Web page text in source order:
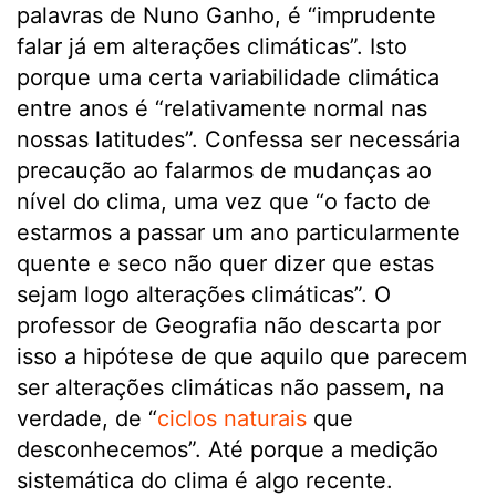
palavras de Nuno Ganho, é “imprudente
falar já em alterações climáticas”. Isto
porque uma certa variabilidade climática
entre anos é “relativamente normal nas
nossas latitudes”. Confessa ser necessária
precaução ao falarmos de mudanças ao
nível do clima, uma vez que “o facto de
estarmos a passar um ano particularmente
quente e seco não quer dizer que estas
sejam logo alterações climáticas”. O
professor de Geografia não descarta por
isso a hipótese de que aquilo que parecem
ser alterações climáticas não passem, na
verdade, de “ciclos naturais que
desconhecemos”. Até porque a medição
sistemática do clima é algo recente.